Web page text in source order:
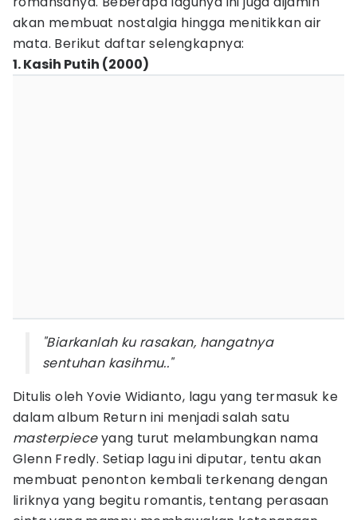
akan membuat nostalgia hingga menitikkan air
mata. Berikut daftar selengkapnya:
1. Kasih Putih (2000)
"Biarkanlah ku rasakan, hangatnya
sentuhan kasihmu.."
Ditulis oleh Yovie Widianto, lagu yang termasuk ke
dalam album Return ini menjadi salah satu
masterpieceyang turut melambungkan nama
Glenn Fredly. Setiap lagu ini diputar, tentu akan
membuat penonton kembali terkenang dengan
liriknya yang begitu romantis, tentang perasaan